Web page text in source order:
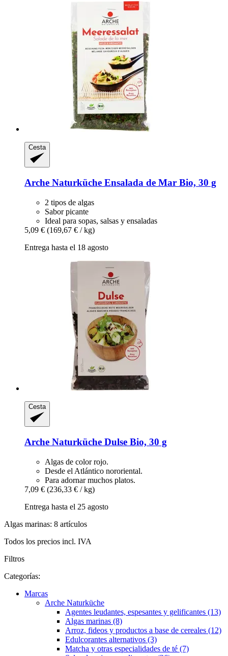
Cesta
Arche Naturküche Ensalada de Mar Bio, 30 g
2 tipos de algas
Sabor picante
Ideal para sopas, salsas y ensaladas
5,09 € (169,67 € / kg)
Entrega hasta el 18 agosto
Cesta
Arche Naturküche Dulse Bio, 30 g
Algas de color rojo.
Desde el Atlántico nororiental.
Para adornar muchos platos.
7,09 € (236,33 € / kg)
Entrega hasta el 25 agosto
Algas marinas: 8 artículos
Todos los precios incl. IVA
Filtros
Categorías:
Marcas
Arche Naturküche
Agentes leudantes, espesantes y gelificantes (13)
Algas marinas (8)
Arroz, fideos y productos a base de cereales (12)
Edulcorantes alternativos (3)
Matcha y otras especialidades de té (7)